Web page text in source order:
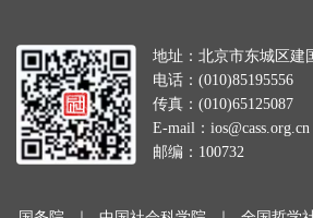
地址：北京市东城区建
电话：(010)85195556
传真：(010)65125087
E-mail：ios@cass.org.cn
邮编：100732